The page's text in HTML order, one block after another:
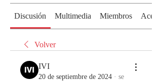
Discusión Multimedia Miembros Acerca
Volver
IVI
20 de septiembre de 2024 · se